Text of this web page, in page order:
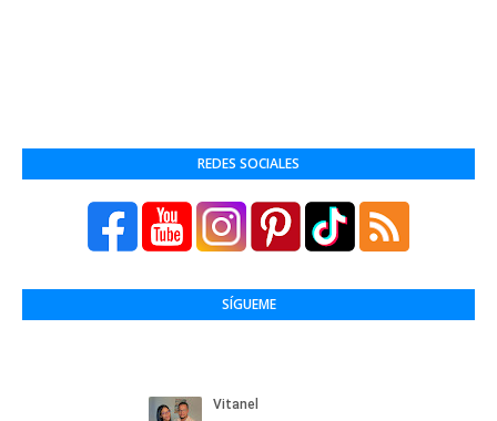
REDES SOCIALES
SÍGUEME